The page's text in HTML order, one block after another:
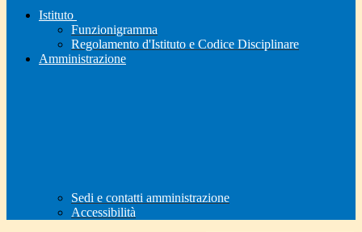
Istituto
Funzionigramma
Regolamento d'Istituto e Codice Disciplinare
Amministrazione
Sedi e contatti amministrazione
Accessibilità